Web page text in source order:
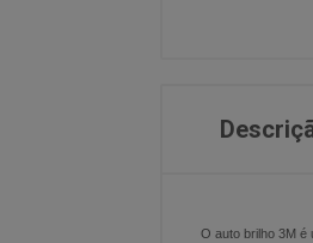
O auto brilho 3M é